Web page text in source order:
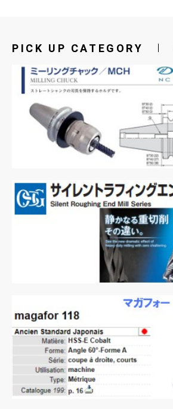
PICK UP CATEGORY